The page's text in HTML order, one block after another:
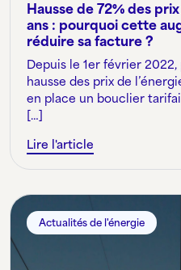
Hausse de 72% des
ans : pourquoi cette
réduire sa facture ?
Depuis le 1er février
hausse des prix de
en place un bouclier
[…]
Lire l'article
Actualités de l'énergie